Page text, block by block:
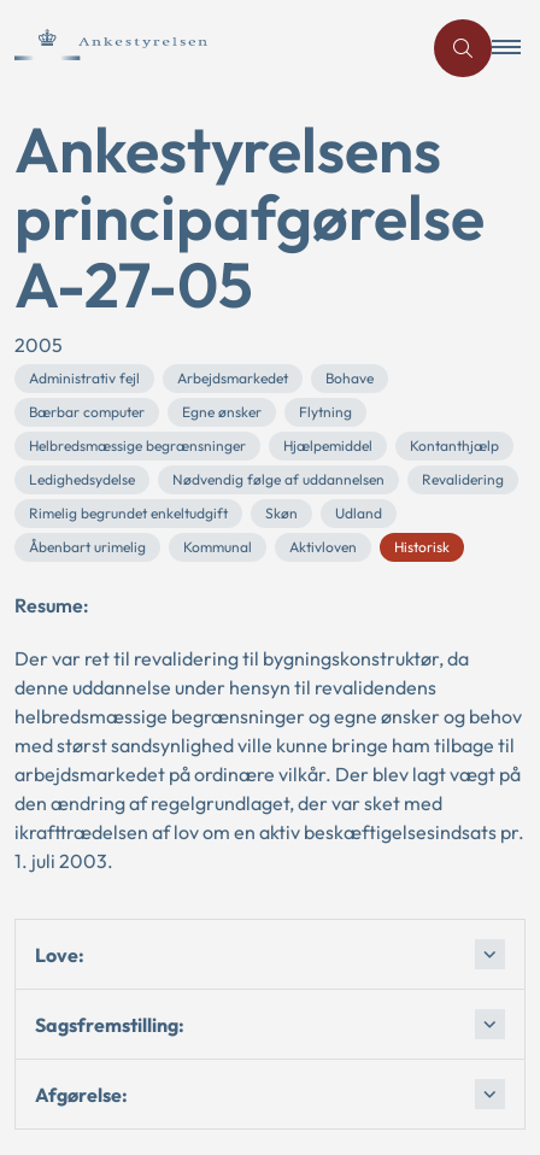
Ankestyrelsens
principafgørelse
A-27-05
2005
Administrativ fejl Arbejdsmarkedet
Bohave
Bærbar computer
Egne ønsker
Flytning
Helbredsmæssige begrænsninger
Hjælpemiddel
Kontanthjælp
Ledighedsydelse
Nødvendig følge af uddannelsen
Revalidering
Rimelig begrundet enkeltudgift
Skøn
Udland
Åbenbart urimelig
Kommunal Aktivloven Historisk
Resume:
Der var ret til revalidering til bygningskonstruktør, da
denne uddannelse under hensyn til revalidendens
helbredsmæssige begrænsninger og egne ønsker og behov
med størst sandsynlighed ville kunne bringe ham tilbage til
arbejdsmarkedet på ordinære vilkår. Der blev lagt vægt på
den ændring af regelgrundlaget, der var sket med
ikrafttrædelsen af lov om en aktiv beskæftigelsesindsats pr.
1. juli 2003.
Love:
Sagsfremstilling:
Afgørelse: